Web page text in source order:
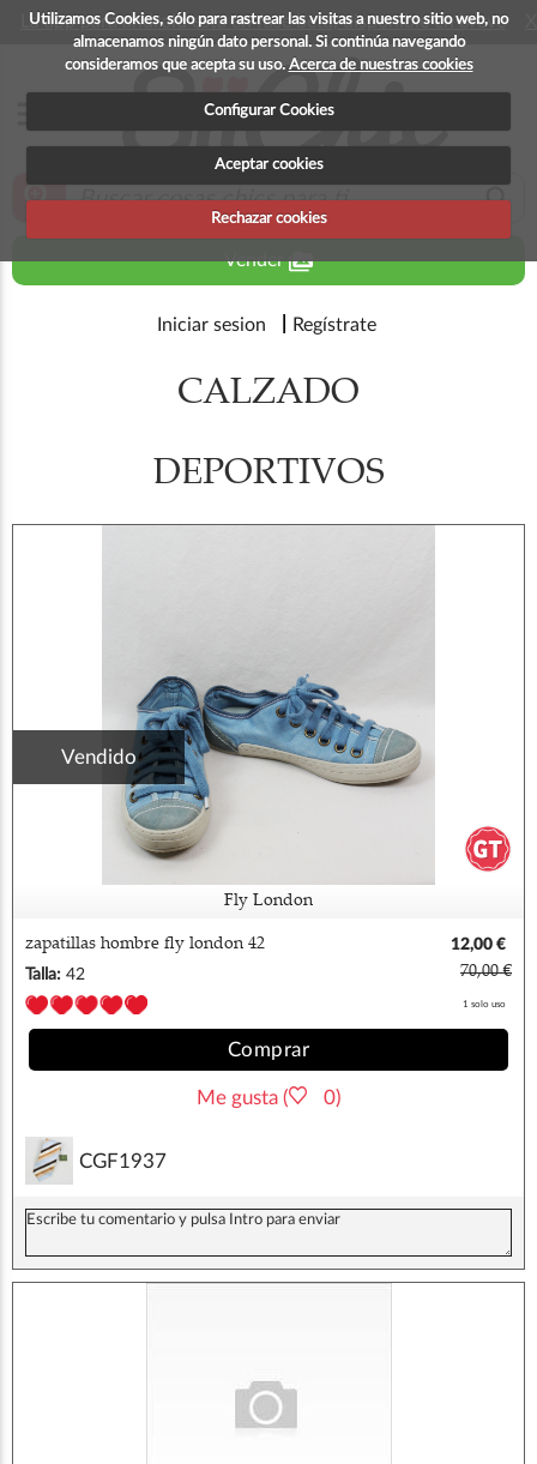
Utilizamos Cookies, sólo para rastrear las visitas a nuestro sitio web, no
almacenamos ningún dato personal. Si continúa navegando
consideramos que acepta su uso. Acerca de nuestras cookies
Configurar Cookies
Aceptar cookies
Rechazar cookies
La app para android esta en fase beta, disponible en breve
zoom_in search
Venderperm_media
Iniciar sesion Regístrate
CALZADO
DEPORTIVOS
Vendido
Fly London
zapatillas hombre fly london 42
12,00 €
Talla: 42 70,00 €
1 solo uso
Comprar
Me gusta ( 0)
CGF1937